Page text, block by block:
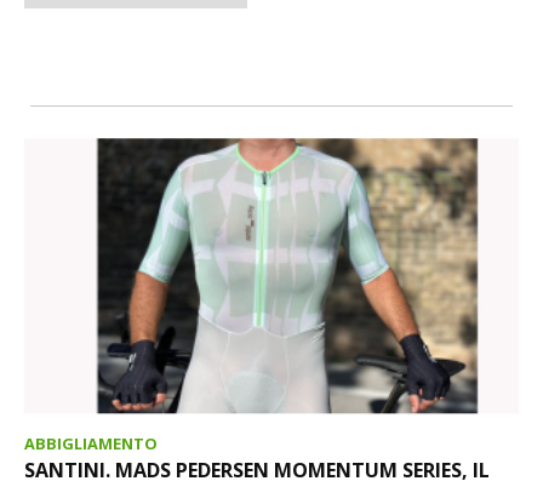
ABBIGLIAMENTO
SANTINI. MADS PEDERSEN MOMENTUM SERIES, IL